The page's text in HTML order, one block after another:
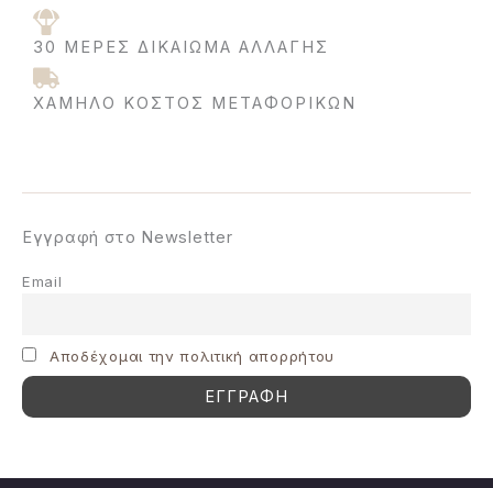
30 ΜΈΡΕΣ ΔΙΚΑΊΩΜΑ ΑΛΛΑΓΉΣ
ΧΑΜΗΛΌ ΚΌΣΤΟΣ ΜΕΤΑΦΟΡΙΚΩΝ
Εγγραφή στο Newsletter
Email
Aποδέχομαι την πολιτική απορρήτου